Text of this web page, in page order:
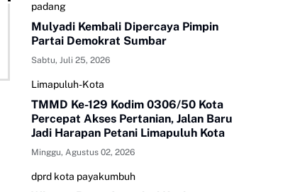
padang
Mulyadi Kembali Dipercaya Pimpin
Partai Demokrat Sumbar
Sabtu, Juli 25, 2026
Limapuluh-Kota
TMMD Ke-129 Kodim 0306/50 Kota
Percepat Akses Pertanian, Jalan Baru
Jadi Harapan Petani Limapuluh Kota
Minggu, Agustus 02, 2026
dprd kota payakumbuh